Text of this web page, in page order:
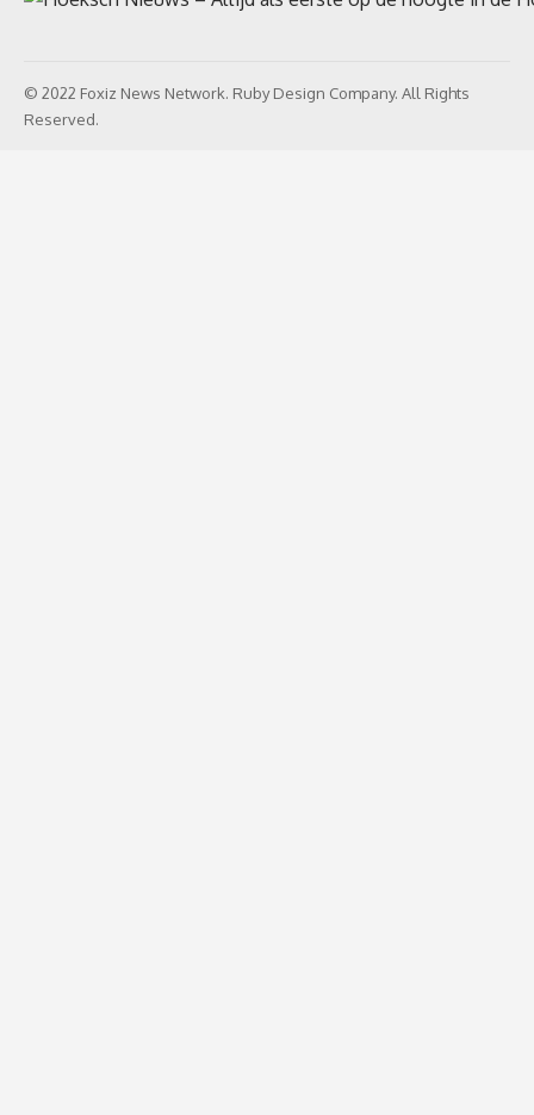
© 2022 Foxiz News Network. Ruby Design Company. All Rights
Reserved.